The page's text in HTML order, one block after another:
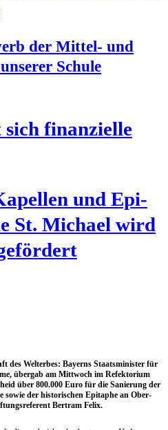
der Mit­tel- und
Schu­le
finan­zi­el­le
und Epi­
St. Micha­el wird
des Welt­erbes: Bay­erns Staats­mi­nis­ter für
über­gab am Mitt­woch im Refek­to­ri­um
über 800.000 Euro für die Sanie­rung der
sowie der his­to­ri­schen Epi­ta­phe an Ober­
Bert­ram Felix.